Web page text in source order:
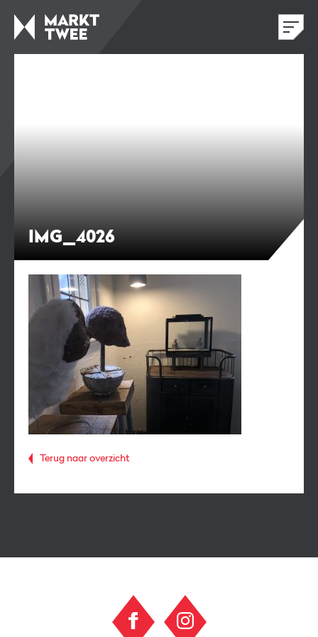
IMG_4026
Terug naar overzicht